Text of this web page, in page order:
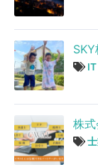
株